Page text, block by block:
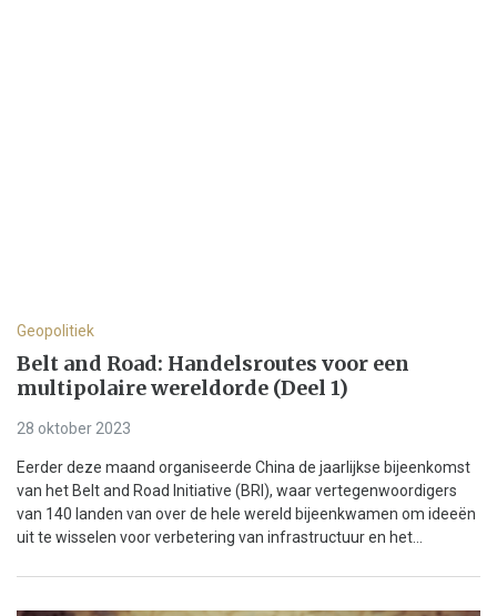
Geopolitiek
Belt and Road: Handelsroutes voor een
multipolaire wereldorde (Deel 1)
28 oktober 2023
Eerder deze maand organiseerde China de jaarlijkse bijeenkomst
van het Belt and Road Initiative (BRI), waar vertegenwoordigers
van 140 landen van over de hele wereld bijeenkwamen om ideeën
uit te wisselen voor verbetering van infrastructuur en het...